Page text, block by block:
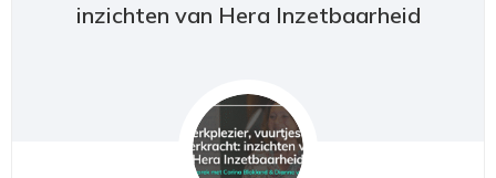
inzichten van Hera Inzetbaarheid